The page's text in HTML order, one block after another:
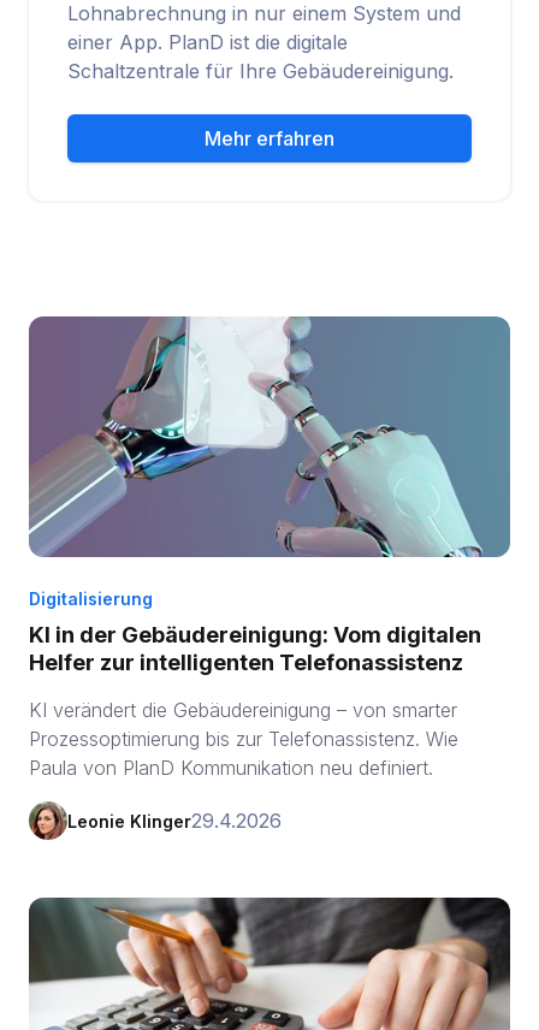
Lohnabrechnung in nur einem System und
einer App. PlanD ist die digitale
Schaltzentrale für Ihre Gebäudereinigung.
Mehr erfahren
Digitalisierung
KI in der Gebäudereinigung: Vom digitalen
Helfer zur intelligenten Telefonassistenz
KI verändert die Gebäudereinigung – von smarter
Prozessoptimierung bis zur Telefonassistenz. Wie
Paula von PlanD Kommunikation neu definiert.
Leonie Klinger29.4.2026